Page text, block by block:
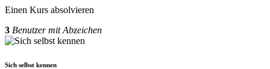
Einen Kurs absolvieren
3 Benutzer mit Abzeichen
Sich selbst kennen